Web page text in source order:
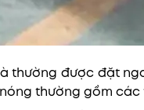
thường được đặt
thường gồm các